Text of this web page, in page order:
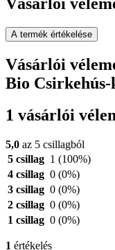
A termék értékelése
Vásárlói
Bio
1 vásárlói
5,0 az 5 csillagból
5 csillag 1 (100%)
4 csillag 0 (0%)
3 csillag 0 (0%)
2 csillag 0 (0%)
1 csillag 0 (0%)
1 értékelés